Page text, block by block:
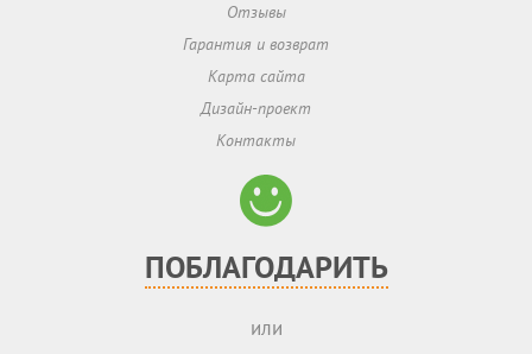
Отзывы
Гарантия и возврат
Карта сайта
Дизайн-проект
Контакты
ПОБЛАГОДАРИТЬ
или